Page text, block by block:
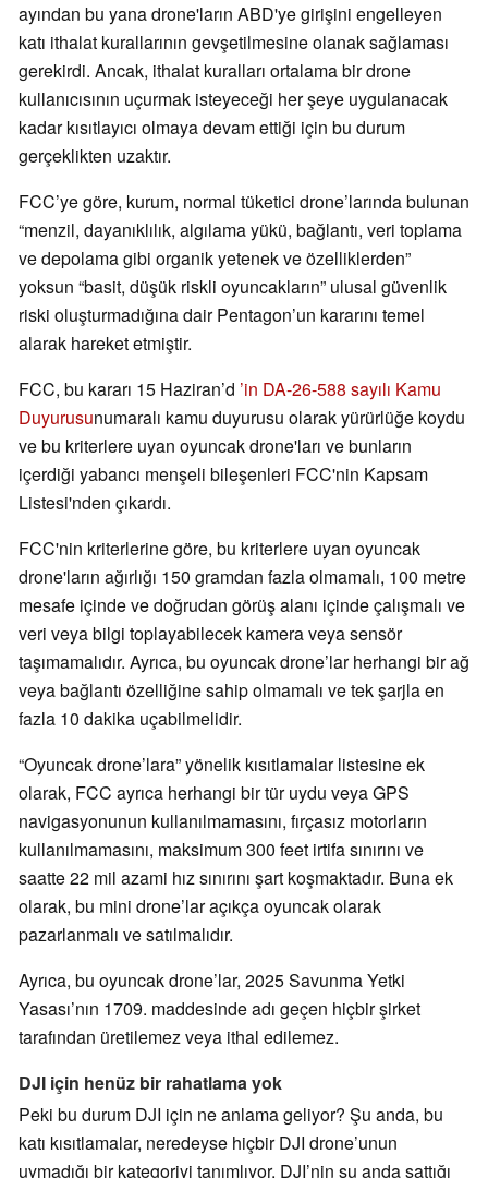
ayından bu yana drone'ların ABD'ye girişini engelleyen
katı ithalat kurallarının gevşetilmesine olanak sağlaması
gerekirdi. Ancak, ithalat kuralları ortalama bir drone
kullanıcısının uçurmak isteyeceği her şeye uygulanacak
kadar kısıtlayıcı olmaya devam ettiği için bu durum
gerçeklikten uzaktır.
FCC’ye göre, kurum, normal tüketici drone’larında bulunan
“menzil, dayanıklılık, algılama yükü, bağlantı, veri toplama
ve depolama gibi organik yetenek ve özelliklerden”
yoksun “basit, düşük riskli oyuncakların” ulusal güvenlik
riski oluşturmadığına dair Pentagon’un kararını temel
alarak hareket etmiştir.
FCC, bu kararı 15 Haziran’d ’in DA-26-588 sayılı Kamu
Duyurusunumaralı kamu duyurusu olarak yürürlüğe koydu
ve bu kriterlere uyan oyuncak drone'ları ve bunların
içerdiği yabancı menşeli bileşenleri FCC'nin Kapsam
Listesi'nden çıkardı.
FCC'nin kriterlerine göre, bu kriterlere uyan oyuncak
drone'ların ağırlığı 150 gramdan fazla olmamalı, 100 metre
mesafe içinde ve doğrudan görüş alanı içinde çalışmalı ve
veri veya bilgi toplayabilecek kamera veya sensör
taşımamalıdır. Ayrıca, bu oyuncak drone’lar herhangi bir ağ
veya bağlantı özelliğine sahip olmamalı ve tek şarjla en
fazla 10 dakika uçabilmelidir.
“Oyuncak drone’lara” yönelik kısıtlamalar listesine ek
olarak, FCC ayrıca herhangi bir tür uydu veya GPS
navigasyonunun kullanılmamasını, fırçasız motorların
kullanılmamasını, maksimum 300 feet irtifa sınırını ve
saatte 22 mil azami hız sınırını şart koşmaktadır. Buna ek
olarak, bu mini drone’lar açıkça oyuncak olarak
pazarlanmalı ve satılmalıdır.
Ayrıca, bu oyuncak drone’lar, 2025 Savunma Yetki
Yasası’nın 1709. maddesinde adı geçen hiçbir şirket
tarafından üretilemez veya ithal edilemez.
DJI için henüz bir rahatlama yok
Peki bu durum DJI için ne anlama geliyor? Şu anda, bu
katı kısıtlamalar, neredeyse hiçbir DJI drone’unun
uymadığı bir kategoriyi tanımlıyor. DJI’nin şu anda sattığı